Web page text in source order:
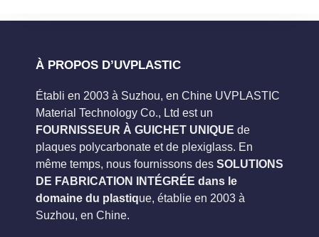
À PROPOS D’UVPLASTIC
Établi en 2003 à Suzhou, en Chine UVPLASTIC
Material Technology Co., Ltd est un
FOURNISSEUR À GUICHET UNIQUE de
plaques polycarbonate et de plexiglass. En
même temps, nous fournissons des SOLUTIONS
DE FABRICATION INTÉGRÉE dans le
domaine du plastique, établie en 2003 à
Suzhou, en Chine.